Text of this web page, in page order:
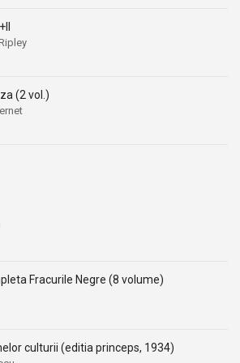
fiul
fiul
(2 vol.)
Fracurile Negre (8 volume)
culturii (editia princeps, 1934)